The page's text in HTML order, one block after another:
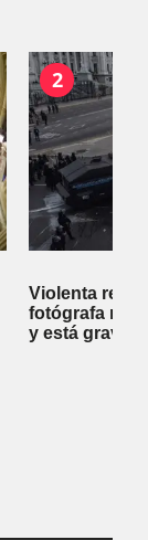
2
Violenta
fotógrafa
y está